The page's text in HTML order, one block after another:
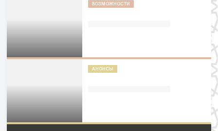
ВОЗМОЖНОСТИ
АНОНСЫ